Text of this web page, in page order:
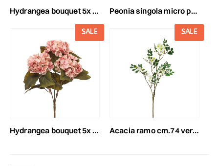
hydrangea bouquet 5x cm.43 blu peonia singola micro peach 3lvs cm.70 verde
SALE
hydrangea bouquet 5x cm.43 rosa
SALE
acacia ramo cm.74 verde/bianco